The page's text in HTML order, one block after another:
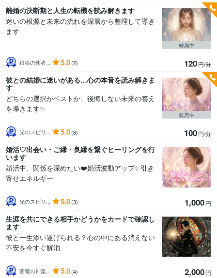
離婚の決断期と人生の転機を読み解きます
迷いの根源と未来の流れを深層から整理して導き
ます
銀狼の使者... 5.0(2) 120円/分
離席中
彼との結婚に迷いがある…心の本音を読み解きま
す
どちらの選択がベストか、後悔しない未来の答え
を導きます✨
光のスピリ... 5.0(8) 100円/分
離席中
婚活♡出会い・ご縁・良縁を繋ぐヒーリングを行
います
婚活中、関係を深めたい❤️婚活波動アップ✨引き
寄せエネルギー
光のスピリ... 5.0(3) 1,000円
生涯を共にできる相手かどうかをカードで確認し
ます
彼と一生添い遂げられる？心の中にある消えない
不安を今すぐ解消
蒼竜の神楽... 5.0(4) 2,000円